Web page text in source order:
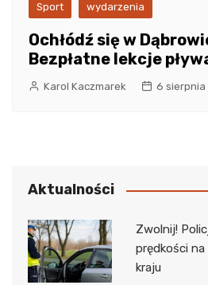
Sport wydarzenia
Ochłódź się w
Bezpłatne lekcje
Karol Kaczmarek 6 sierpnia
Aktualności
Zwolnij!
prędkości na
kraju